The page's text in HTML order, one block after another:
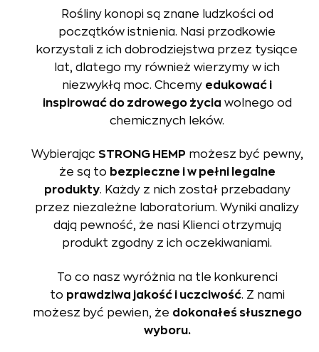
Rośliny konopi są znane ludzkości od
początków istnienia. Nasi przodkowie
korzystali z ich dobrodziejstwa przez tysiące
lat, dlatego my również wierzymy w ich
niezwykłą moc. Chcemy edukować i
inspirować do zdrowego życia wolnego od
chemicznych leków.
Wybierając STRONG HEMP możesz być pewny,
że są to bezpieczne i w pełni legalne
produkty. Każdy z nich został przebadany
przez niezależne laboratorium. Wyniki analizy
dają pewność, że nasi Klienci otrzymują
produkt zgodny z ich oczekiwaniami.
To co nasz wyróżnia na tle konkurenci
to prawdziwa jakość i uczciwość. Z nami
możesz być pewien, że dokonałeś słusznego
wyboru.